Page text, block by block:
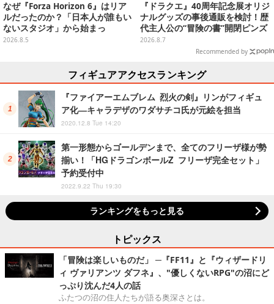
なぜ『Forza Horizon 6』はリア
ルだったのか？「日本人が誰もい
ないスタジオ」から始まっ
た、“生活感のある日本"の作り方
2026.8.5
『ドラクエ』40周年記念展オリジ
ナルグッズの事後通販を検討！歴
代主人公の“冒険の書”開閉ピンズ
をはじめ、ユニークなＴシャツや
2026.8.7
Recommended by
フィギュアアクセスランキング
『ファイアーエムブレム 烈火の剣』リンがフィギュ
ア化―キャラデザのワダサチコ氏が元絵を担当
2020.12.8 Tue 14:20
第一形態からゴールデンまで、全てのフリーザ様が勢
揃い！「HGドラゴンボールZ フリーザ完全セット」
予約受付中
2022.9.22 Thu 19:30
ランキングをもっと見る
トピックス
「冒険は楽しいものだ」 ─『FF11』と『ウィザードリ
ィ ヴァリアンツ ダフネ』、"優しくないRPG"の沼にど
っぷり沈んだ4人の話
ふたつの沼の住人たちが語る奥深さとは。